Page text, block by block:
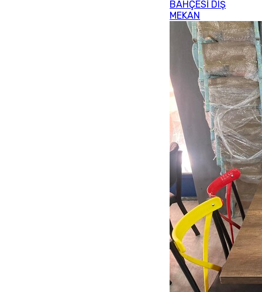
BAHÇESİ DIŞ
MEKAN